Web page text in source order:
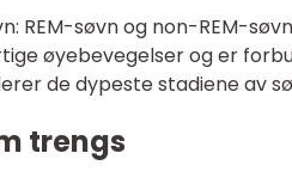
REM-søvn og non-REM-
øyebevegelser og er
de dypeste stadiene av
trengs